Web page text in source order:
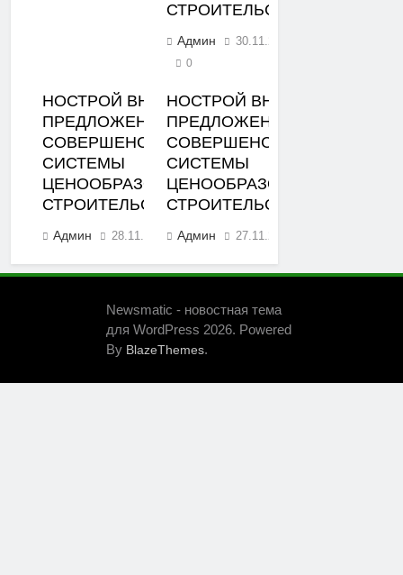
СТРОИТЕЛЬСТВА
Админ 30.11.2023
0
НОСТРОЙ ВНЕС
ПРЕДЛОЖЕНИЯ ПО
СОВЕРШЕНСТВОВАНИЮ
СИСТЕМЫ
ЦЕНООБРАЗОВАНИЯ В
СТРОИТЕЛЬСТВЕ
Админ 28.11.2023 0
НОСТРОЙ ВНЕС
ПРЕДЛОЖЕНИЯ ПО
СОВЕРШЕНСТВОВАНИЮ
СИСТЕМЫ
ЦЕНООБРАЗОВАНИЯ В
СТРОИТЕЛЬСТВЕ
Админ 27.11.2023
Newsmatic - новостная тема
для WordPress 2026. Powered
By BlazeThemes.